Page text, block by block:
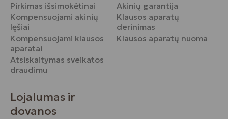
Pirkimas išsimokėtinai
Kompensuojami akinių
lęšiai
Kompensuojami klausos
aparatai
Atsiskaitymas sveikatos
draudimu
Akinių garantija
Klausos aparatų
derinimas
Klausos aparatų nuoma
Lojalumas ir
dovanos